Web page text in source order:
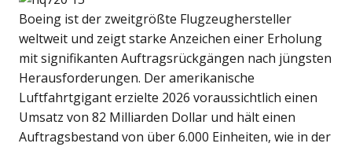
Boeing ist der zweitgrößte Flugzeughersteller
weltweit und zeigt starke Anzeichen einer Erholung
mit signifikanten Auftragsrückgängen nach jüngsten
Herausforderungen. Der amerikanische
Luftfahrtgigant erzielte 2026 voraussichtlich einen
Umsatz von 82 Milliarden Dollar und hält einen
Auftragsbestand von über 6.000 Einheiten, wie in der